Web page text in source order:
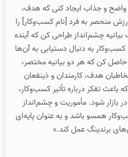
و جذاب ایجاد کنی که هدف،
منحصر به فرد [نام کسب‌وکار] را
چشم‌انداز طراحی کن که آینده
کسب‌وکار به دنبال دستیابی به آن‌ها
کن که هر دو بیانیه مختصر،
هدف، کارمندان و ذینفعان
باعث تفکر درباره تأثیر کسب‌وکار،
بازار شود. مأموریت و چشم‌انداز
همسو باشد و به عنوان پایه‌ای
برندینگ عمل کند.»